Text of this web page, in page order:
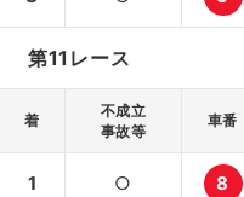
第11レース
着
不成立
事故等
車番
1 ○ 8